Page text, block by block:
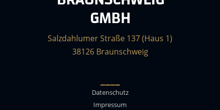
GMBH
Salzdahlumer Straße 137 (Haus 1)
38126 Braunschweig
____
Datenschutz
Impressum